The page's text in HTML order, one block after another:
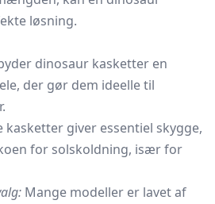
løsning.
dinosaur kasketter en
der gør dem ideelle til
kasketter giver essentiel skygge,
for solskoldning, især for
Mange modeller er lavet af